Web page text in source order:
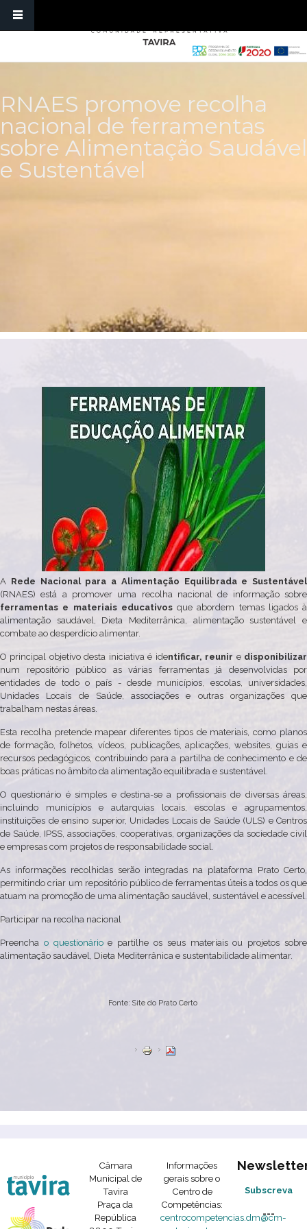
RNAES promove recolha
nacional de ferramentas
sobre Alimentação Saudável
e Sustentável
A Rede Nacional para a Alimentação Equilibrada e Sustentável
(RNAES) está a promover uma recolha nacional de informação sobre
ferramentas e materiais educativosque abordem temas ligados à
alimentação saudável, Dieta Mediterrânica, alimentação sustentável e
combate ao desperdício alimentar.
O principal objetivo desta iniciativa é identificar, reunir edisponibilizar
num repositório público as várias ferramentas já desenvolvidas por
entidades de todo o país - desde municípios, escolas, universidades,
Unidades Locais de Saúde, associações e outras organizações que
trabalham nestas áreas.
Esta recolha pretende mapear diferentes tipos de materiais, como planos
de formação, folhetos, vídeos, publicações, aplicações, websites, guias e
recursos pedagógicos, contribuindo para a partilha de conhecimento e de
boas práticas no âmbito da alimentação equilibrada e sustentável.
O questionário é simples e destina-se a profissionais de diversas áreas,
incluindo municípios e autarquias locais, escolas e agrupamentos,
instituições de ensino superior, Unidades Locais de Saúde (ULS) e Centros
de Saúde, IPSS, associações, cooperativas, organizações da sociedade civil
e empresas com projetos de responsabilidade social.
As informações recolhidas serão integradas na plataforma Prato Certo,
permitindo criar um repositório público de ferramentas úteis a todos os que
atuam na promoção de uma alimentação saudável, sustentável e acessível.
Participar na recolha nacional
Preencha o questionárioe partilhe os seus materiais ou projetos sobre
alimentação saudável, Dieta Mediterrânica e sustentabilidade alimentar.
Fonte: Site do Prato Certo
Câmara
Municipal de
Tavira
Praça da
República
Informações
gerais sobre o
Centro de
Competências:
centrocompetencias.dm@cm-
Subscreva
---